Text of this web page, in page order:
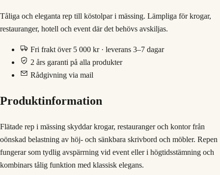
Tåliga och eleganta rep till köstolpar i mässing. Lämpliga för krogar,
restauranger, hotell och event där det behövs avskiljas.
Fri frakt över 5 000 kr · leverans 3–7 dagar
2 års garanti på alla produkter
Rådgivning via mail
Produktinformation
Flätade rep i mässing skyddar krogar, restauranger och kontor från
oönskad belastning av höj- och sänkbara skrivbord och möbler. Repen
fungerar som tydlig avspärrning vid event eller i högtidsstämning och
kombinars tålig funktion med klassisk elegans.